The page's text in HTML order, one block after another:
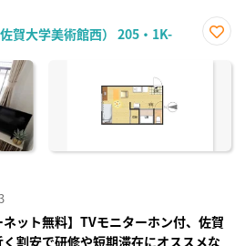
賀大学美術館西） 205・1K-
に入
ネット無料】TVモニターホン付、佐賀
割安で研修や短期滞在にオススメな